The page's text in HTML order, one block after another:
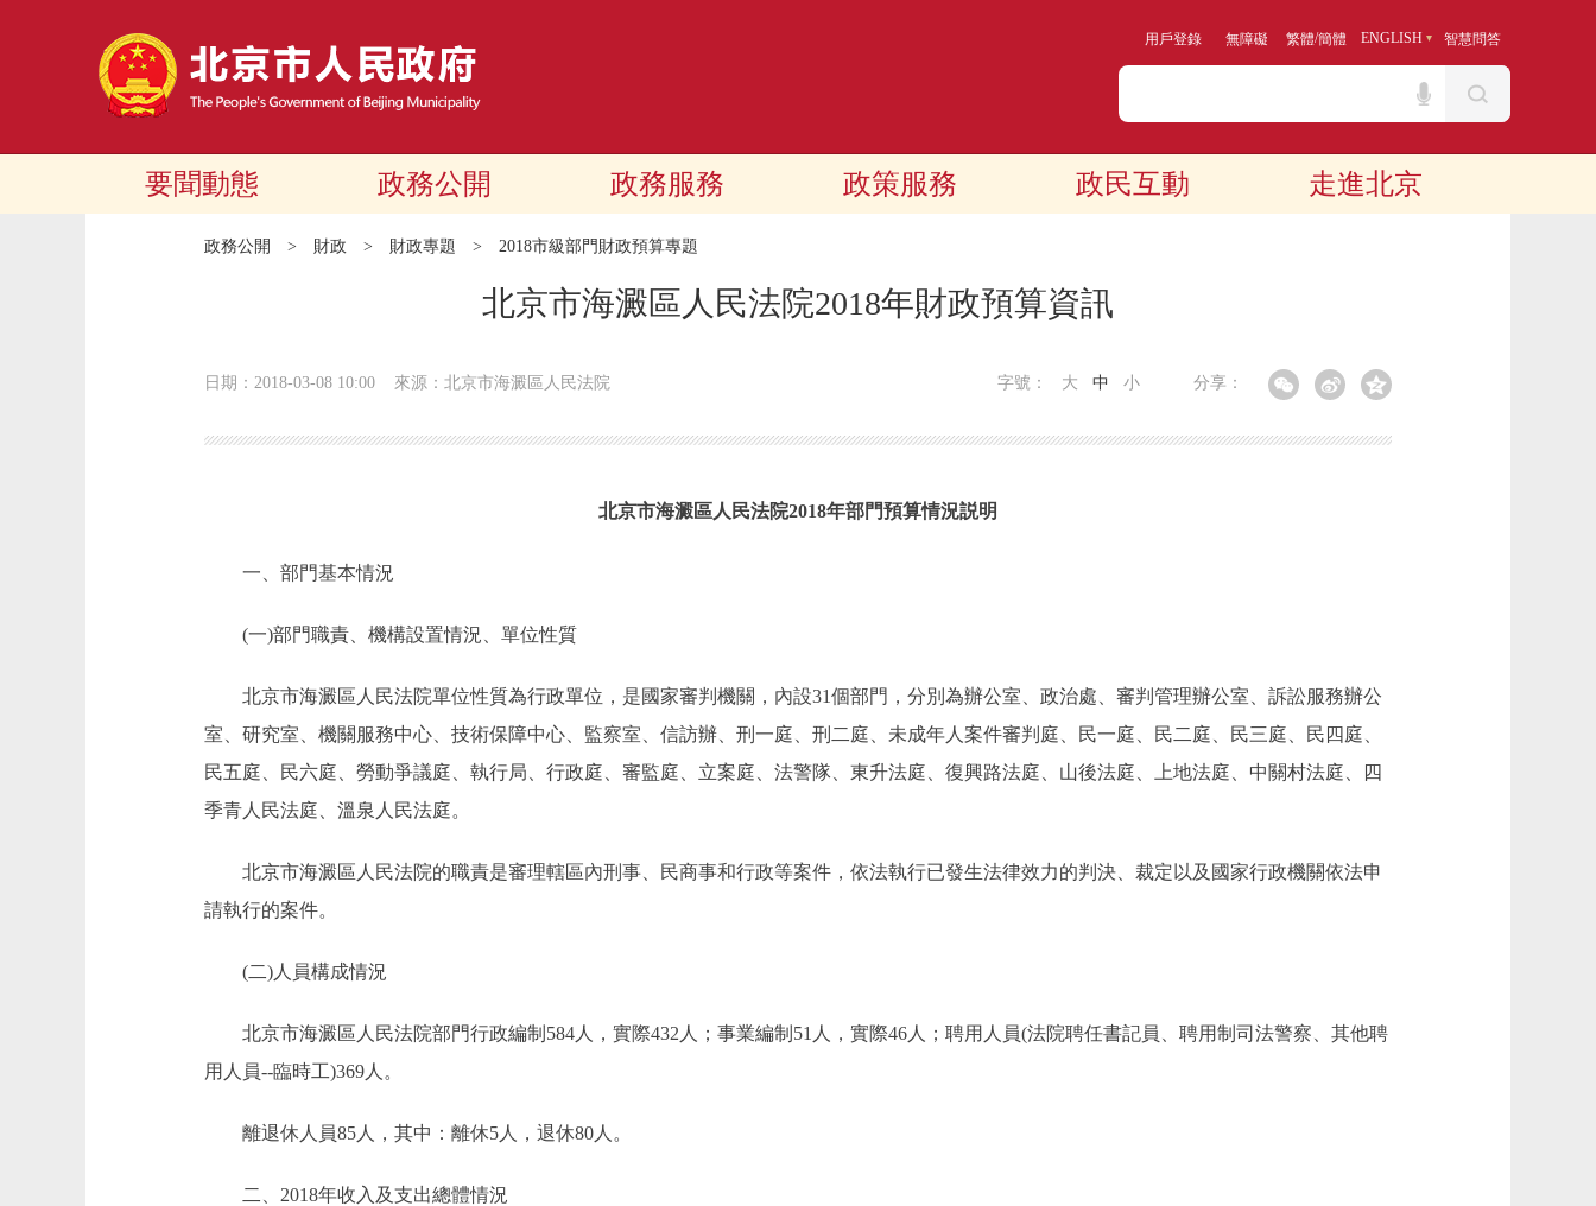
用戶登錄 無障礙 繁體/簡體 ENGLISH 智慧問答
要聞動態 政務公開 政務服務 政策服務 政民互動 走進北京
政務公開 > 財政 > 財政專題 > 2018市級部門財政預算專題
北京市海澱區人民法院2018年財政預算資訊
日期：2018-03-08 10:00 來源：北京市海澱區人民法院 分享：
字號： 大 中 小
北京市海澱區人民法院2018年部門預算情況説明
一、部門基本情況
(一)部門職責、機構設置情況、單位性質
北京市海澱區人民法院單位性質為行政單位，是國家審判機關，內設31個部門，分別為辦公室、政治處、審判管理辦公室、訴訟服務辦公
室、研究室、機關服務中心、技術保障中心、監察室、信訪辦、刑一庭、刑二庭、未成年人案件審判庭、民一庭、民二庭、民三庭、民四庭、
民五庭、民六庭、勞動爭議庭、執行局、行政庭、審監庭、立案庭、法警隊、東升法庭、復興路法庭、山後法庭、上地法庭、中關村法庭、四
季青人民法庭、溫泉人民法庭。
北京市海澱區人民法院的職責是審理轄區內刑事、民商事和行政等案件，依法執行已發生法律效力的判決、裁定以及國家行政機關依法申
請執行的案件。
(二)人員構成情況
北京市海澱區人民法院部門行政編制584人，實際432人；事業編制51人，實際46人；聘用人員(法院聘任書記員、聘用制司法警察、其他聘
用人員--臨時工)369人。
離退休人員85人，其中：離休5人，退休80人。
二、2018年收入及支出總體情況